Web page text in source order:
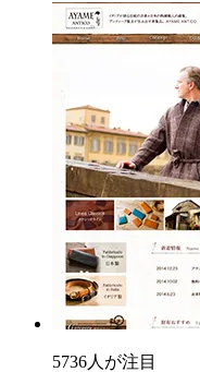
5736人が注目